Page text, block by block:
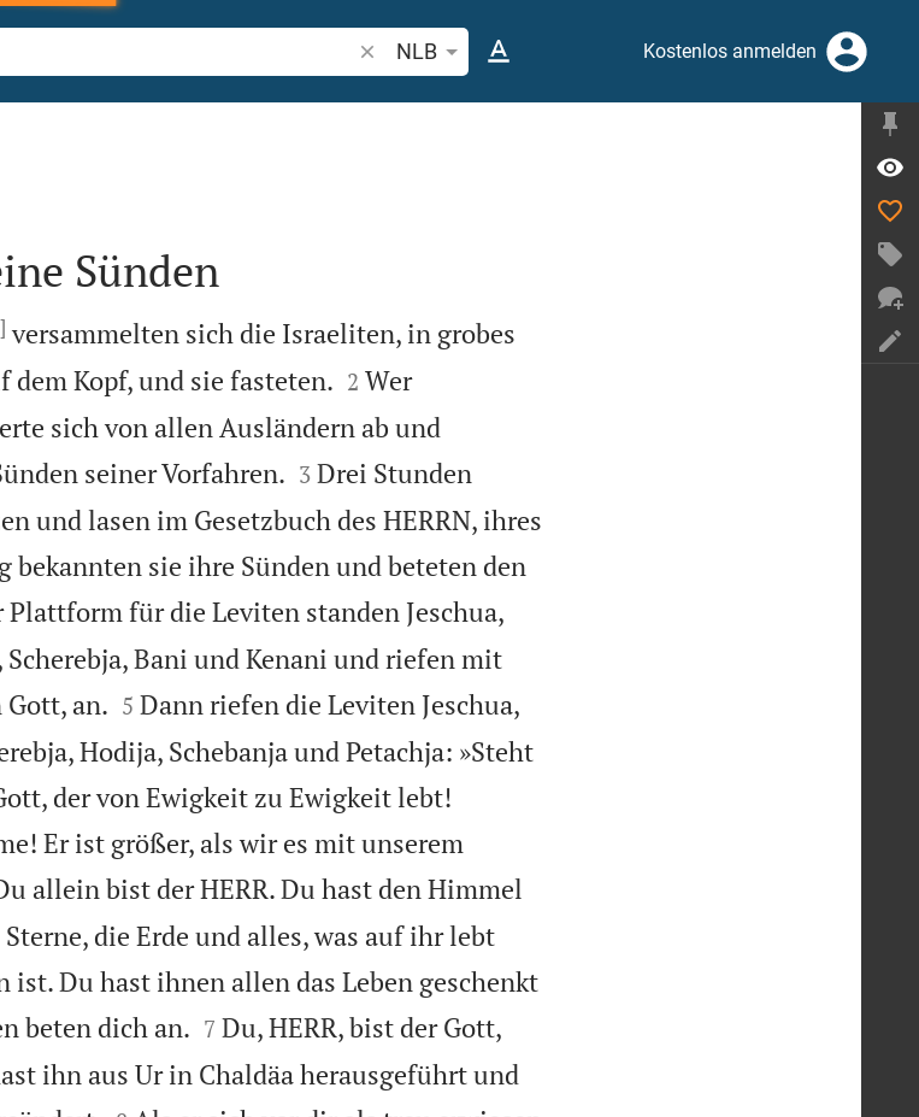
Bibelstelle oder Begriff suchen
NLB Kostenlos anmelden
Sünden
versammelten sich die Israeliten, in grobes
Kopf, und sie fasteten.
2 Wer
sich von allen Ausländern ab und
seiner Vorfahren.
3 Drei Stunden
und lasen im Gesetzbuch des HERRN, ihres
bekannten sie ihre Sünden und beteten den
Plattform für die Leviten standen Jeschua,
Bani und Kenani und riefen mit
an.
5 Dann riefen die Leviten Jeschua,
Hodija, Schebanja und Petachja: »Steht
der von Ewigkeit zu Ewigkeit lebt!
Er ist größer, als wir es mit unserem
allein bist der HERR. Du hast den Himmel
die Erde und alles, was auf ihr lebt
ist. Du hast ihnen allen das Leben geschenkt
beten dich an.
7 Du, HERR, bist der Gott,
ihn aus Ur in Chaldäa herausgeführt und